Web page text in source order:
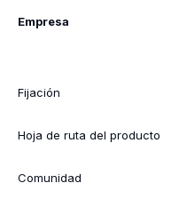
Empresa
Fijación
Hoja de ruta del producto
Comunidad